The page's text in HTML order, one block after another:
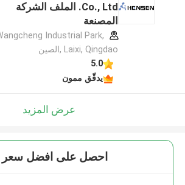
Co., Ltd. الملف الشركة
المصنعة
Industrial Park,
Laixi, Qingdao ,الصين
5.0
يدقّق ممون
عرض المزيد
احصل على افضل